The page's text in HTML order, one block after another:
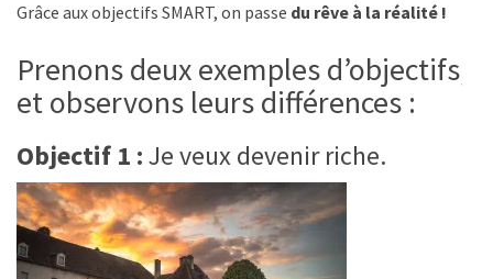
Grâce aux objectifs SMART, on passe du rêve à la réalité !
Prenons deux exemples d’objectifs,
et observons leurs différences :
Objectif 1 :Je veux devenir riche.